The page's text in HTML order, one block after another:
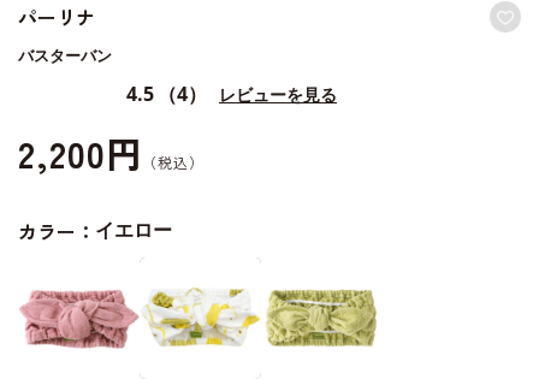
パーリナ
バスターバン
4.5 （4） レビューを見る
2,200円
カラー： イエロー